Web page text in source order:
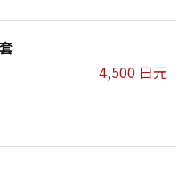
4,500 日元